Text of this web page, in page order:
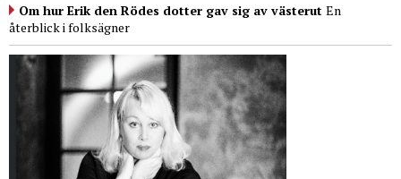
Om hur Erik den Rödes dotter gav sig av västerut En
återblick i folksägner